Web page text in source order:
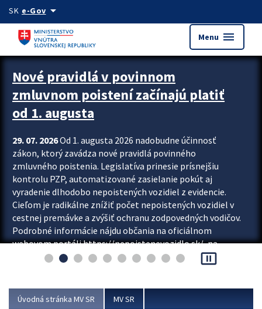
Preskocit na hlavný obsah
SK e-Govarrow_drop_down
Menu menu
Zastavit automatický posun upútavok
Nové pravidlá v povinnom
zmluvnom poistení začínajú platiť
od 1. augusta
29. 07. 2026Od 1. augusta 2026 nadobudne účinnosť
zákon, ktorý zavádza nové pravidlá povinného
zmluvného poistenia. Legislatíva prinesie prísnejšiu
kontrolu PZP, automatizované zasielanie pokút aj
vyradenie dlhodobo nepoistených vozidiel z evidencie.
Cieľom je radikálne znížiť počet nepoistených vozidiel v
cestnej premávke a zvýšiť ochranu zodpovedných vodičov.
Podrobné informácie nájdu občania na oficiálnom
webovom portáli https://nepoistenevozidlo.sk/, na
ktorom od augusta pribudne aj možnosť overiť si...
pause_presentation
Úvodná stránka MV SR MV SR